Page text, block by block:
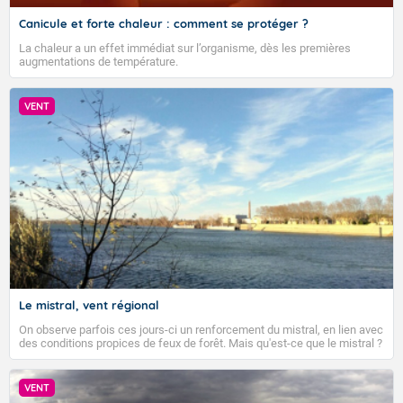
Voici les températures maximales prévues pour le lundi
10 août 2026 : Brest : 25 Paris : 32 Lyon : 36 Biarritz :
Canicule et forte chaleur : comment se protéger ?
La chaleur a un effet immédiat sur l’organisme, dès les premières
augmentations de température.
VENT
Le mistral, vent régional
On observe parfois ces jours-ci un renforcement du mistral, en lien avec
des conditions propices de feux de forêt. Mais qu'est-ce que le mistral ?
Quelles sont ses caractéristiques ? Le mistral est un vent régional,
turbulent et généralement sec, pouvant souffler à une vitesse moyenne
de 50 km/h et atteindre 80 à 100 km/h en rafales, parfois davantage. Il
parcourt la basse vallée du Rhône et la Provence et envahit le littoral
VENT